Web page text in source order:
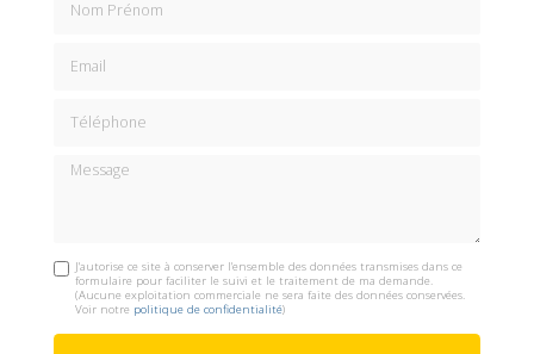
Message
J'autorise ce site à conserver l'ensemble des données transmises dans ce
formulaire pour faciliter le suivi et le traitement de ma demande.
(Aucune exploitation commerciale ne sera faite des données conservées.
Voir notre politique de confidentialité)